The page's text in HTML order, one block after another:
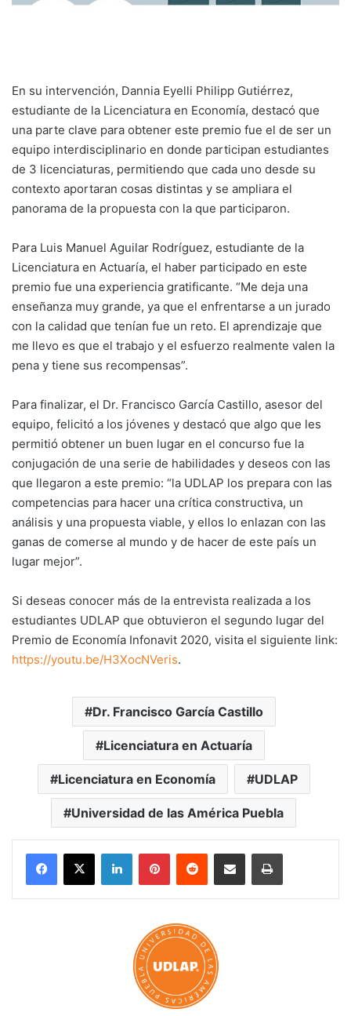
En su intervención, Dannia Eyelli Philipp Gutiérrez,
estudiante de la Licenciatura en Economía, destacó que
una parte clave para obtener este premio fue el de ser un
equipo interdisciplinario en donde participan estudiantes
de 3 licenciaturas, permitiendo que cada uno desde su
contexto aportaran cosas distintas y se ampliara el
panorama de la propuesta con la que participaron.
Para Luis Manuel Aguilar Rodríguez, estudiante de la
Licenciatura en Actuaría, el haber participado en este
premio fue una experiencia gratificante. “Me deja una
enseñanza muy grande, ya que el enfrentarse a un jurado
con la calidad que tenían fue un reto. El aprendizaje que
me llevo es que el trabajo y el esfuerzo realmente valen la
pena y tiene sus recompensas”.
Para finalizar, el Dr. Francisco García Castillo, asesor del
equipo, felicitó a los jóvenes y destacó que algo que les
permitió obtener un buen lugar en el concurso fue la
conjugación de una serie de habilidades y deseos con las
que llegaron a este premio: “la UDLAP los prepara con las
competencias para hacer una crítica constructiva, un
análisis y una propuesta viable, y ellos lo enlazan con las
ganas de comerse al mundo y de hacer de este país un
lugar mejor”.
Si deseas conocer más de la entrevista realizada a los
estudiantes UDLAP que obtuvieron el segundo lugar del
Premio de Economía Infonavit 2020, visita el siguiente link:
https://youtu.be/H3XocNVeris.
Dr. Francisco García Castillo
Licenciatura en Actuaría
Licenciatura en Economía UDLAP
Universidad de las América Puebla
LinkedInPinterestReddit Share via Email Print